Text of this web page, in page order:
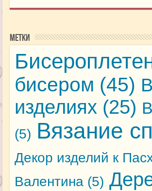
Метки
бисером (45)
изделиях (25)
(5) Вязание
Декор изделий к
Валентина(5)